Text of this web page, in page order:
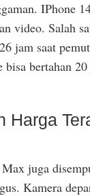
IPhone
video. Salah
jam saat
bertahan
Harga
juga
Kamera